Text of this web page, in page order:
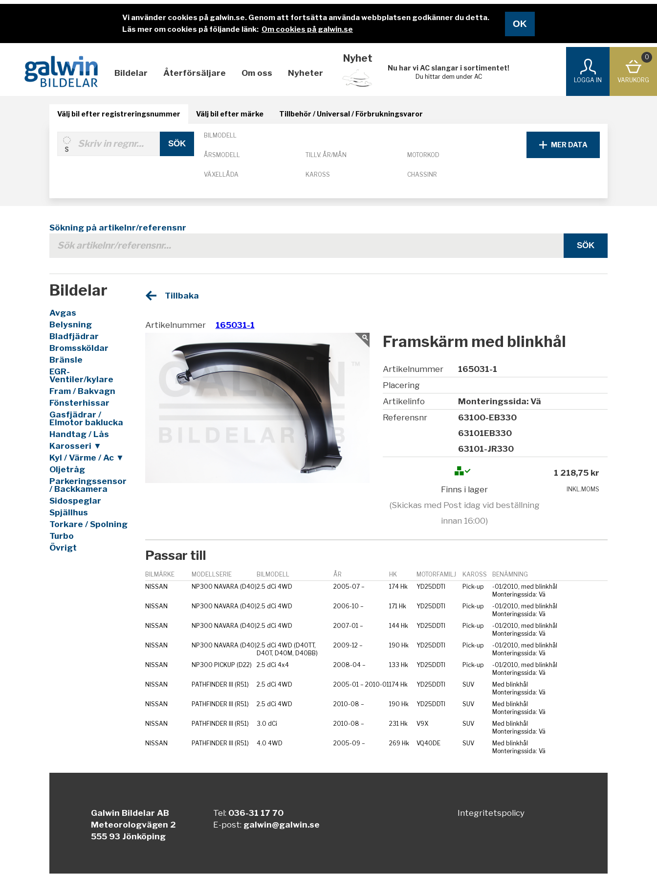
Vi använder cookies på galwin.se. Genom att fortsätta använda webbplatsen godkänner du detta.
Läs mer om cookies på följande länk: Om cookies på galwin.se
Bildelar Återförsäljare Om oss Nyheter
Nyhet
Nu har vi AC slangar i sortimentet!
Du hittar dem under AC
LOGGA IN
0
VARUKORG
Välj bil efter registreringsnummer Välj bil efter märke Tillbehör / Universal / Förbrukningsvaror
BILMODELL
ÅRSMODELL TILLV. ÅR/MÅN MOTORKOD
VÄXELLÅDA KAROSS CHASSINR
MER DATA
Sökning på artikelnr/referensnr
Bildelar
Avgas
Belysning
Bladfjädrar
Bromssköldar
Bränsle
EGR-
Ventiler/kylare
Fram / Bakvagn
Fönsterhissar
Gasfjädrar /
Elmotor baklucka
Handtag / Lås
Karosseri ▼
Kyl / Värme / Ac ▼
Oljetråg
Parkeringssensor
/ Backkamera
Sidospeglar
Spjällhus
Torkare / Spolning
Turbo
Övrigt
Tillbaka
Artikelnummer 165031-1
Framskärm med blinkhål
Artikelnummer
165031-1
Placering
Artikelinfo
Monteringssida: Vä
Referensnr
63100-EB330
63101EB330
63101-JR330
Finns i lager
(Skickas med Post idag vid beställning
innan 16:00)
1 218,75 kr
INKL.MOMS
Passar till
BILMÄRKE MODELLSERIE BILMODELL ÅR HK MOTORFAMILJ KAROSS
BENÄMNING
NISSAN
NP300 NAVARA (D40)2.5 dCi 4WD 2005-07 – 174 Hk YD25DDTI Pick-up
-01/2010, med blinkhål
Monteringssida: Vä
NISSAN
NP300 NAVARA (D40)2.5 dCi 4WD 2006-10 – 171 Hk YD25DDTI Pick-up
-01/2010, med blinkhål
Monteringssida: Vä
NISSAN
NP300 NAVARA (D40)2.5 dCi 4WD 2007-01 – 144 Hk YD25DDTI Pick-up
-01/2010, med blinkhål
Monteringssida: Vä
NISSAN
NP300 NAVARA (D40)2.5 dCi 4WD (D40TT,
D40T, D40M, D40BB)
2009-12 – 190 Hk YD25DDTI Pick-up
-01/2010, med blinkhål
Monteringssida: Vä
NISSAN
NP300 PICKUP (D22) 2.5 dCi 4x4 2008-04 – 133 Hk YD25DDTI Pick-up
-01/2010, med blinkhål
Monteringssida: Vä
NISSAN
PATHFINDER III (R51) 2.5 dCi 4WD 2005-01 – 2010-01 174 Hk YD25DDTI SUV
Med blinkhål
Monteringssida: Vä
NISSAN
PATHFINDER III (R51) 2.5 dCi 4WD 2010-08 – 190 Hk YD25DDTI SUV
Med blinkhål
Monteringssida: Vä
NISSAN
PATHFINDER III (R51) 3.0 dCi 2010-08 – 231 Hk V9X SUV
Med blinkhål
Monteringssida: Vä
NISSAN
PATHFINDER III (R51) 4.0 4WD 2005-09 – 269 Hk VQ40DE SUV
Med blinkhål
Monteringssida: Vä
Galwin Bildelar AB
Meteorologvägen 2
555 93 Jönköping
Tel: 036-31 17 70
E-post: galwin@galwin.se
Integritetspolicy